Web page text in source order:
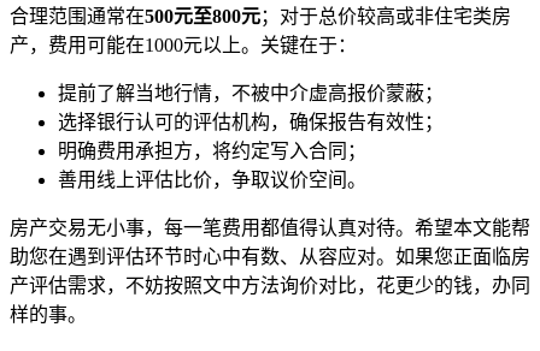
合理范围通常在500元至800元；对于总价较高或非住宅类房
产，费用可能在1000元以上。关键在于：
提前了解当地行情，不被中介虚高报价蒙蔽；
选择银行认可的评估机构，确保报告有效性；
明确费用承担方，将约定写入合同；
善用线上评估比价，争取议价空间。
房产交易无小事，每一笔费用都值得认真对待。希望本文能帮
助您在遇到评估环节时心中有数、从容应对。如果您正面临房
产评估需求，不妨按照文中方法询价对比，花更少的钱，办同
样的事。